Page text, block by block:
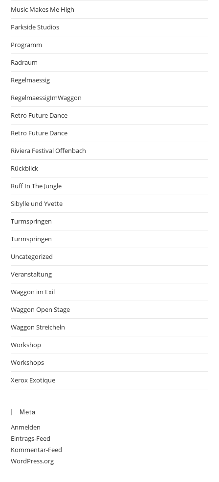
Music Makes Me High
Parkside Studios
Programm
Radraum
Regelmaessig
RegelmaessigImWaggon
Retro Future Dance
Retro Future Dance
Riviera Festival Offenbach
Rückblick
Ruff In The Jungle
Sibylle und Yvette
Turmspringen
Turmspringen
Uncategorized
Veranstaltung
Waggon im Exil
Waggon Open Stage
Waggon Streicheln
Workshop
Workshops
Xerox Exotique
Meta
Anmelden
Eintrags-Feed
Kommentar-Feed
WordPress.org